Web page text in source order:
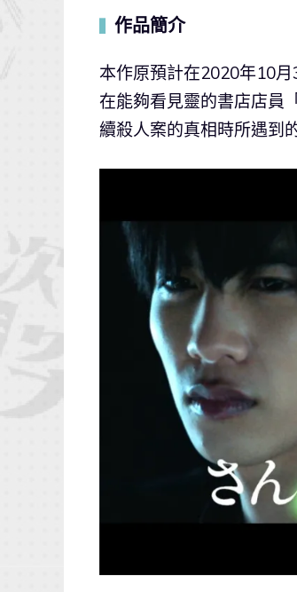
作品簡介
本作原預計在2020年10
在能夠看見靈的書店店員
續殺人案的真相時所遇到